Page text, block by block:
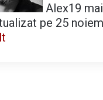
Alex19 mai
pe 25